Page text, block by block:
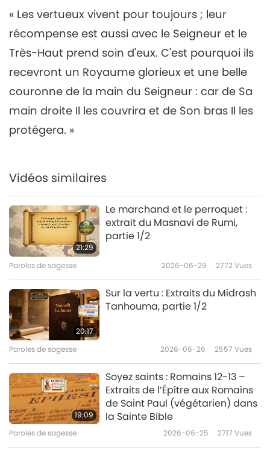
« Les vertueux vivent pour toujours ; leur
récompense est aussi avec le Seigneur et le
Très-Haut prend soin d'eux. C'est pourquoi ils
recevront un Royaume glorieux et une belle
couronne de la main du Seigneur : car de Sa
main droite Il les couvrira et de Son bras Il les
protégera. »
Vidéos similaires
21:29
Le marchand et le perroquet :
extrait du Masnavi de Rumi,
partie 1/2
Paroles de sagesse 2026-06-29 2772Vues
20:17
Sur la vertu : Extraits du Midrash
Tanhouma, partie 1/2
Paroles de sagesse 2026-06-26 2557 Vues
19:09
Soyez saints : Romains 12-13 –
Extraits de l’Épître aux Romains
de Saint Paul (végétarien) dans
la Sainte Bible
Paroles de sagesse 2026-06-25 2717 Vues